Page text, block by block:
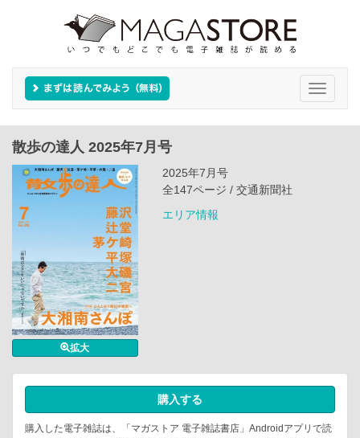
Toggle
散歩の達人 2025年7月号
拡大
2025年7月号
全147ページ / 交通新聞社
エリア情報
購入する
購入した電子雑誌は、「マガストア 電子雑誌書店」Androidアプリで読